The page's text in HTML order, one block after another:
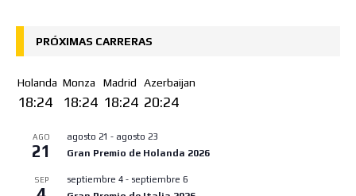
PRÓXIMAS CARRERAS
Holanda
18:24
Monza
18:24
Madrid
18:24
Azerbaijan
20:24
AGO
21
agosto 21 - agosto 23
Gran Premio de Holanda 2026
SEP septiembre 4 - septiembre 6